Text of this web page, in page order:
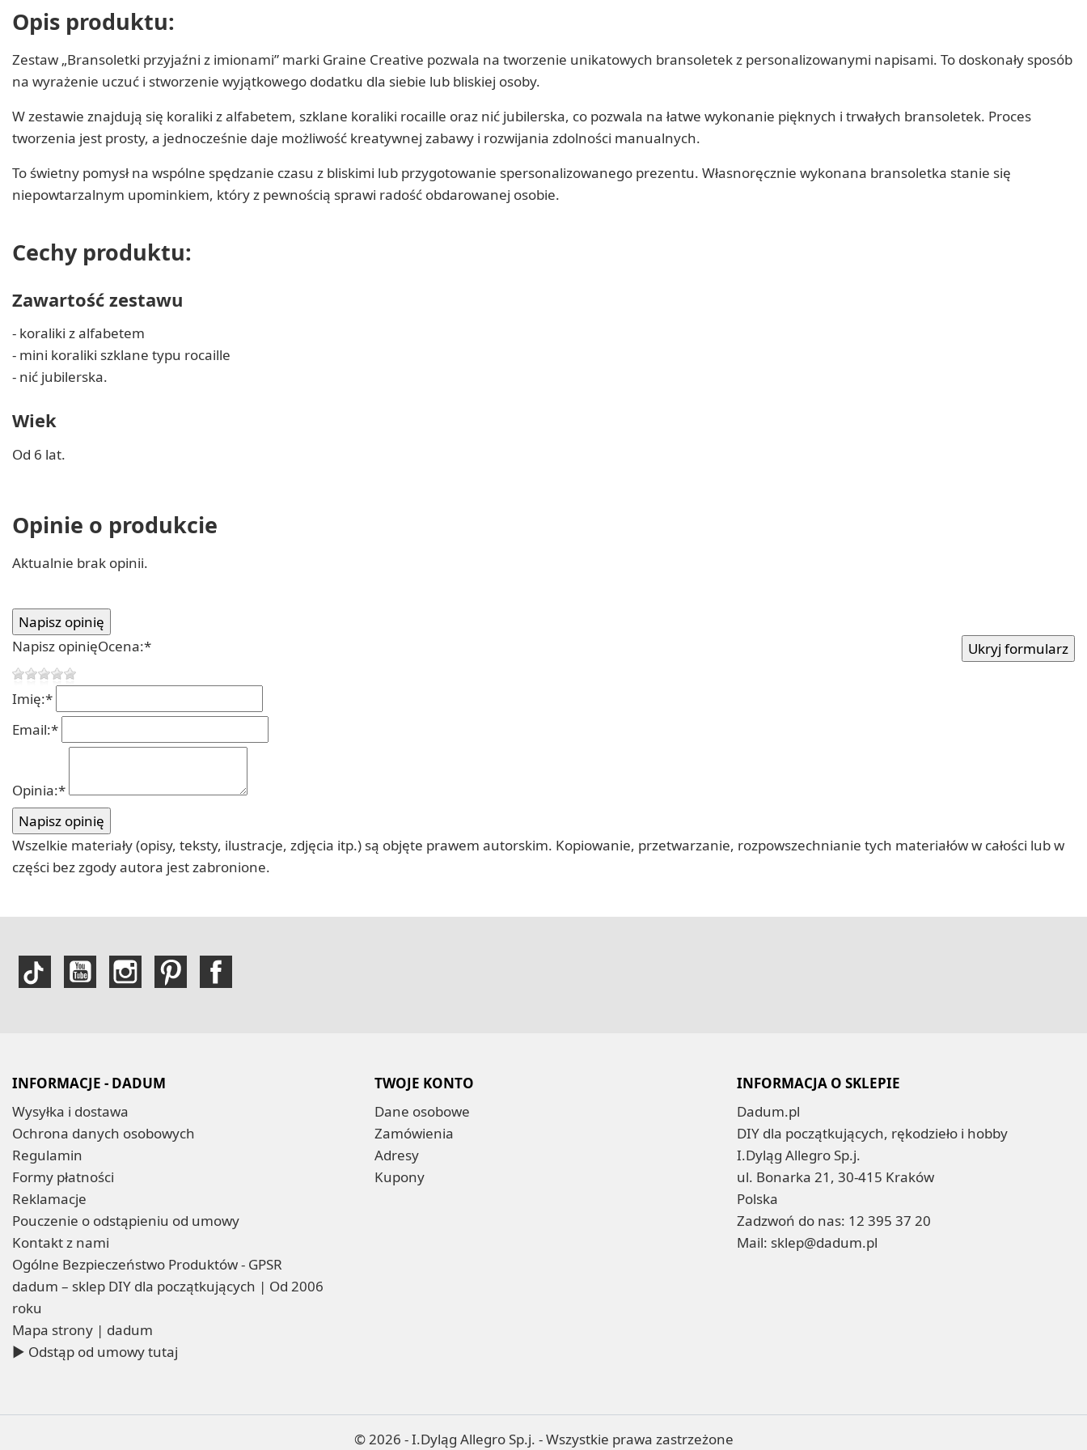
Opis produktu:
Zestaw „Bransoletki przyjaźni z imionami” marki Graine Creative pozwala na tworzenie unikatowych bransoletek z personalizowanymi napisami. To doskonały sposób
na wyrażenie uczuć i stworzenie wyjątkowego dodatku dla siebie lub bliskiej osoby.
W zestawie znajdują się koraliki z alfabetem, szklane koraliki rocaille oraz nić jubilerska, co pozwala na łatwe wykonanie pięknych i trwałych bransoletek. Proces
tworzenia jest prosty, a jednocześnie daje możliwość kreatywnej zabawy i rozwijania zdolności manualnych.
To świetny pomysł na wspólne spędzanie czasu z bliskimi lub przygotowanie spersonalizowanego prezentu. Własnoręcznie wykonana bransoletka stanie się
niepowtarzalnym upominkiem, który z pewnością sprawi radość obdarowanej osobie.
Cechy produktu:
Zawartość zestawu
- koraliki z alfabetem
- mini koraliki szklane typu rocaille
- nić jubilerska.
Wiek
Od 6 lat.
Opinie o produkcie
Aktualnie brak opinii.
Napisz opinięOcena:*
Imię:*
Email:*
Opinia:*
Wszelkie materiały (opisy, teksty, ilustracje, zdjęcia itp.) są objęte prawem autorskim. Kopiowanie, przetwarzanie, rozpowszechnianie tych materiałów w całości lub w
części bez zgody autora jest zabronione.
INFORMACJE - DADUM
Wysyłka i dostawa
Ochrona danych osobowych
Regulamin
Formy płatności
Reklamacje
Pouczenie o odstąpieniu od umowy
Kontakt z nami
Ogólne Bezpieczeństwo Produktów - GPSR
dadum – sklep DIY dla początkujących | Od 2006
roku
Mapa strony | dadum
▶ Odstąp od umowy tutaj
TWOJE KONTO
Dane osobowe
Zamówienia
Adresy
Kupony
INFORMACJA O SKLEPIE
Dadum.pl
DIY dla początkujących, rękodzieło i hobby
I.Dyląg Allegro Sp.j.
ul. Bonarka 21, 30-415 Kraków
Polska
Zadzwoń do nas: 12 395 37 20
Mail: sklep@dadum.pl
© 2026 - I.Dyląg Allegro Sp.j. - Wszystkie prawa zastrzeżone